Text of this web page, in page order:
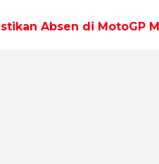
Absen di MotoGP